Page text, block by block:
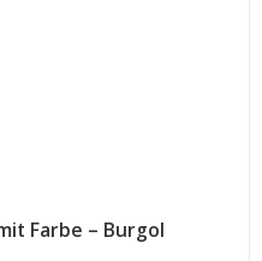
Farbe – Burgol